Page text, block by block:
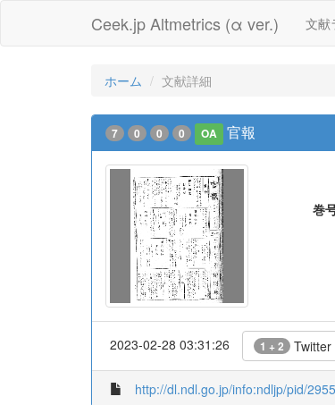
Ceek.jp Altmetrics (α ver.) 文献
ホーム 文献詳細
7 0 0 0 OA 官報
巻
2023-02-28 03:31:26 1 + 2 Twitter
http://dl.ndl.go.jp/info:ndljp/pid/